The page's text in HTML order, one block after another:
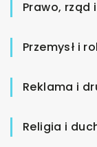
Prawo, rząd
Przemysł i
Reklama i
Religia i